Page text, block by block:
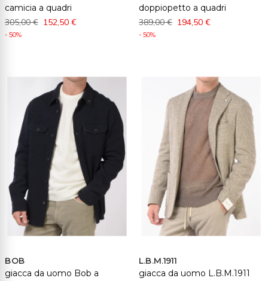
camicia a quadri
305,00 € 152,50 €
- 50%
doppiopetto a quadri
389,00 € 194,50 €
- 50%
BOB
giacca da uomo Bob a
L.B.M.1911
giacca da uomo L.B.M.1911